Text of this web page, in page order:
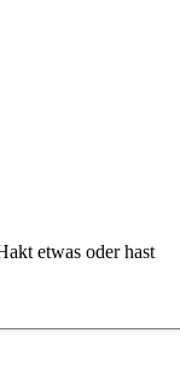
etwas oder hast